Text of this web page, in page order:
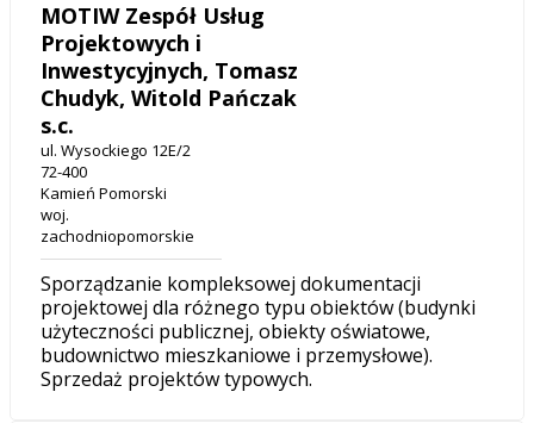
MOTIW Zespół Usług
Projektowych i
Inwestycyjnych, Tomasz
Chudyk, Witold Pańczak
s.c.
ul. Wysockiego 12E/2
72-400
Kamień Pomorski
woj.
zachodniopomorskie
Sporządzanie kompleksowej dokumentacji
projektowej dla różnego typu obiektów (budynki
użyteczności publicznej, obiekty oświatowe,
budownictwo mieszkaniowe i przemysłowe).
Sprzedaż projektów typowych.